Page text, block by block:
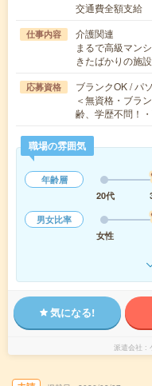
交通費全額支給
仕事内容
介護関連
まるで高級マン
きたばかりの施
応募資格
ブランクOK / パ
＜無資格・ブラ
齢、学歴不問！
職場の雰囲気
年齢層
20代
男女比率
女性
気になる!
派遣会社